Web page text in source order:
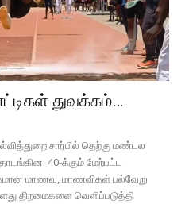
துவக்கம்…
சார்பில் தெற்கு மண்டல
40-க்கும் மேற்பட்ட
மாணவ, மாணவிகள் பல்வேறு
திறமைகளை வெளிப்படுத்தி